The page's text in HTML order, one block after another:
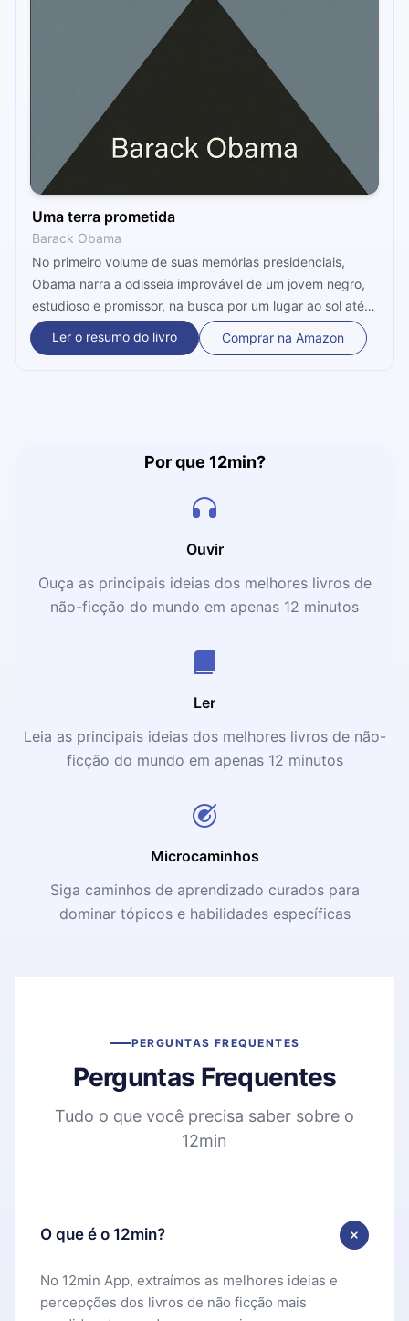
Uma terra prometida
Barack Obama
No primeiro volume de suas memórias presidenciais,
Obama narra a odisseia improvável de um jovem negro,
estudioso e promissor, na busca por um lugar ao sol até
chegar ao cargo mais poderoso do mundo. Sua análise é
singular e cativante, demonstrando o quanto o poder é
Ler o resumo do livro Comprar na Amazon
Por que 12min?
Ouvir
Ouça as principais ideias dos melhores livros de
não-ficção do mundo em apenas 12 minutos
Ler
Leia as principais ideias dos melhores livros de não-
ficção do mundo em apenas 12 minutos
Microcaminhos
Siga caminhos de aprendizado curados para
dominar tópicos e habilidades específicas
PERGUNTAS FREQUENTES
Perguntas Frequentes
Tudo o que você precisa saber sobre o
12min
O que é o 12min?
No 12min App, extraímos as melhores ideias e
percepções dos livros de não ficção mais